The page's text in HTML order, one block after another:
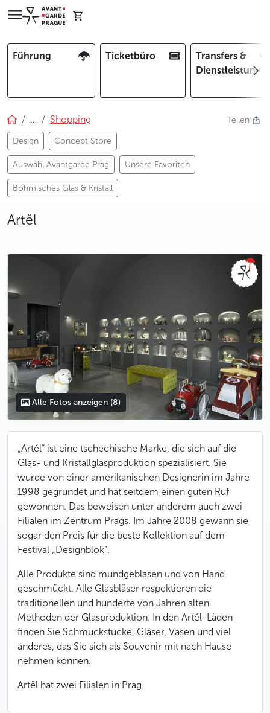
Führung Ticketbüro
Transfers &
… Shopping
Design Concept Store
Auswahl Avantgarde Prag Unsere Favoriten
Böhmisches Glas & Kristall
Teilen
Artěl
photo 5
photo 6
photo 7
photo 8
Alle Fotos anzeigen (8)
„Artěl“ ist eine tschechische Marke, die sich auf die
Glas- und Kristallglasproduktion spezialisiert. Sie
wurde von einer amerikanischen Designerin im Jahre
1998 gegründet und hat seitdem einen guten Ruf
gewonnen. Das beweisen unter anderem auch zwei
Filialen im Zentrum Prags. Im Jahre 2008 gewann sie
sogar den Preis für die beste Kollektion auf dem
Festival „Designblok“.
Alle Produkte sind mundgeblasen und von Hand
geschmückt. Alle Glasbläser respektieren die
traditionellen und hunderte von Jahren alten
Methoden der Glasproduktion. In den Artěl-Läden
finden Sie Schmuckstücke, Gläser, Vasen und viel
anderes, das Sie sich als Souvenir mit nach Hause
nehmen können.
Artěl hat zwei Filialen in Prag.